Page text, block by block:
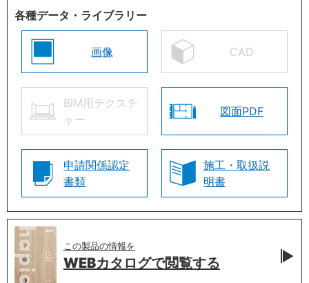
各種データ・ライブラリー
画像 CAD
BIM用テクスチ
ャー
図面PDF
申請関係認定
書類
施工・取扱説
明書
この製品の情報を
WEBカタログで閲覧する